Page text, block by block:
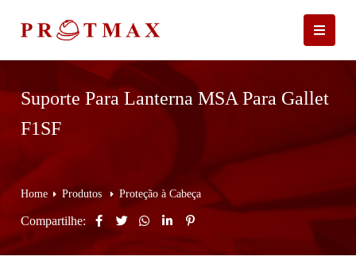
Suporte Para Lanterna MSA Para Gallet
F1SF
Home Produtos Proteção à Cabeça
Compartilhe: